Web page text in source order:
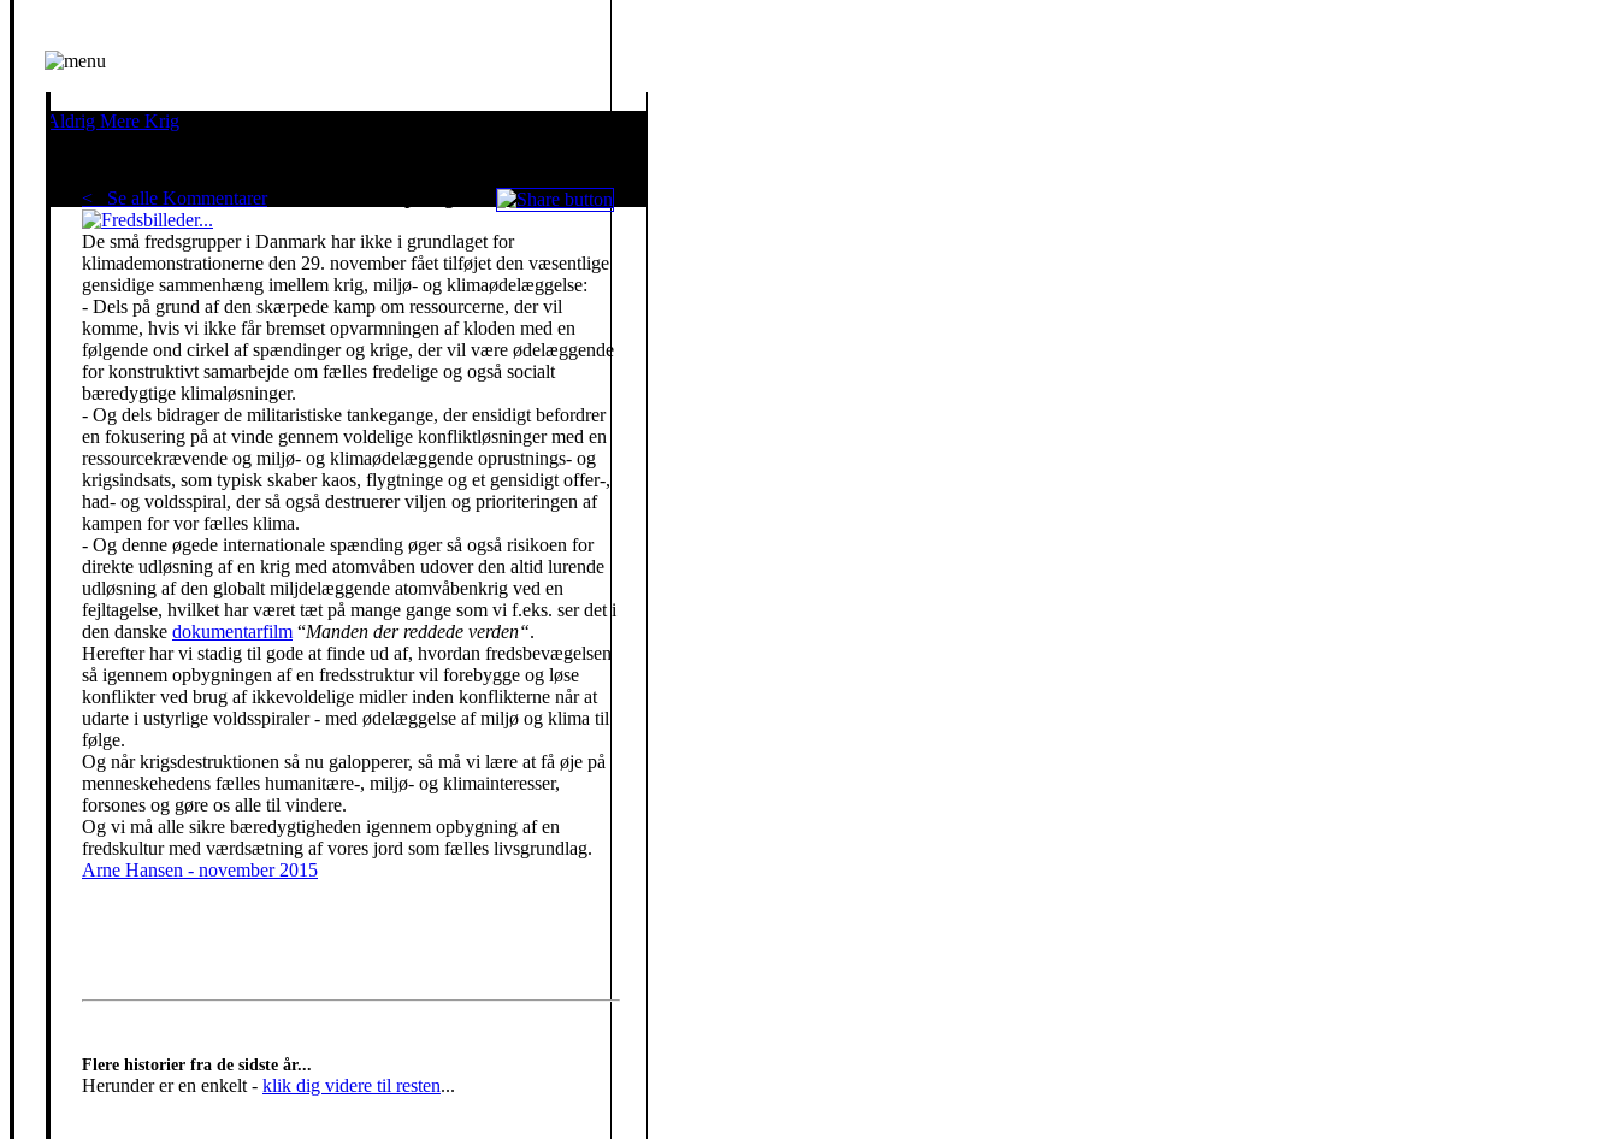
Aldrig Mere Krig
< Se alle KommentarerRed klimaet - stop krigen!
De små fredsgrupper i Danmark har ikke i grundlaget for
klimademonstrationerne den 29. november fået tilføjet den væsentlige
gensidige sammenhæng imellem krig, miljø- og klimaødelæggelse:
- Dels på grund af den skærpede kamp om ressourcerne, der vil
komme, hvis vi ikke får bremset opvarmningen af kloden med en
følgende ond cirkel af spændinger og krige, der vil være ødelæggende
for konstruktivt samarbejde om fælles fredelige og også socialt
bæredygtige klimaløsninger.
- Og dels bidrager de militaristiske tankegange, der ensidigt befordrer
en fokusering på at vinde gennem voldelige konfliktløsninger med en
ressourcekrævende og miljø- og klimaødelæggende oprustnings- og
krigsindsats, som typisk skaber kaos, flygtninge og et gensidigt offer-,
had- og voldsspiral, der så også destruerer viljen og prioriteringen af
kampen for vor fælles klima.
- Og denne øgede internationale spænding øger så også risikoen for
direkte udløsning af en krig med atomvåben udover den altid lurende
udløsning af den globalt miljdelæggende atomvåbenkrig ved en
fejltagelse, hvilket har været tæt på mange gange som vi f.eks. ser det i
den danske dokumentarfilm “Manden der reddede verden“.
Herefter har vi stadig til gode at finde ud af, hvordan fredsbevægelsen
så igennem opbygningen af en fredsstruktur vil forebygge og løse
konflikter ved brug af ikkevoldelige midler inden konflikterne når at
udarte i ustyrlige voldsspiraler - med ødelæggelse af miljø og klima til
følge.
Og når krigsdestruktionen så nu galopperer, så må vi lære at få øje på
menneskehedens fælles humanitære-, miljø- og klimainteresser,
forsones og gøre os alle til vindere.
Og vi må alle sikre bæredygtigheden igennem opbygning af en
fredskultur med værdsætning af vores jord som fælles livsgrundlag.
Arne Hansen - november 2015
Flere historier fra de sidste år...
Herunder er en enkelt - klik dig videre til resten...